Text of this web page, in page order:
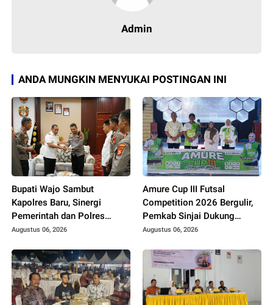
Admin
ANDA MUNGKIN MENYUKAI POSTINGAN INI
Bupati Wajo Sambut
Kapolres Baru, Sinergi
Pemerintah dan Polres
Diperkuat
Augustus 06, 2026
Amure Cup III Futsal
Competition 2026 Bergulir,
Pemkab Sinjai Dukung
Pembinaan Atlet Muda
Augustus 06, 2026